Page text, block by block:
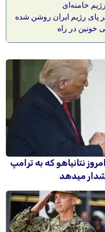
خامنه‌ای
پای رژیم ایران روشن شده
خونین در راه
نتانیاهو که به ترامپ
میدهد